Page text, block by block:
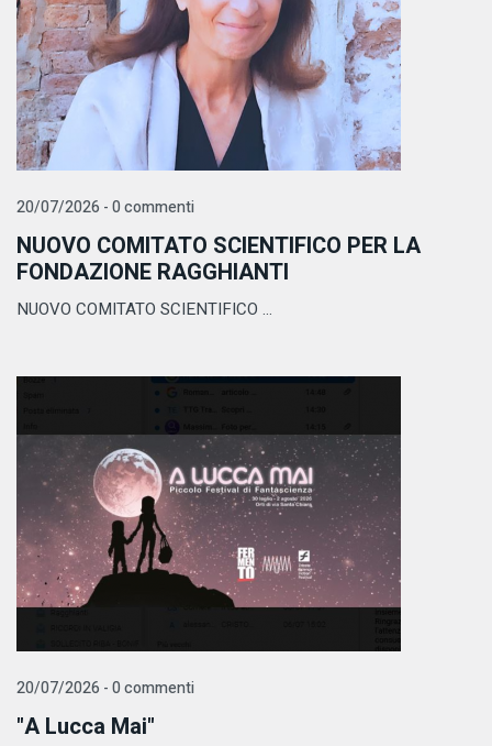
20/07/2026 - 0 commenti
NUOVO COMITATO SCIENTIFICO PER LA
FONDAZIONE RAGGHIANTI
NUOVO COMITATO SCIENTIFICO ...
20/07/2026 - 0 commenti
"A Lucca Mai"